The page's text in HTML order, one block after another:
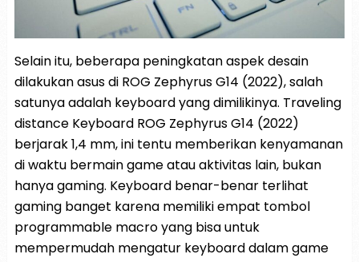
Selain itu, beberapa peningkatan aspek desain
dilakukan asus di ROG Zephyrus G14 (2022), salah
satunya adalah keyboard yang dimilikinya. Traveling
distance Keyboard ROG Zephyrus G14 (2022)
berjarak 1,4 mm, ini tentu memberikan kenyamanan
di waktu bermain game atau aktivitas lain, bukan
hanya gaming. Keyboard benar-benar terlihat
gaming banget karena memiliki empat tombol
programmable macro yang bisa untuk
mempermudah mengatur keyboard dalam game